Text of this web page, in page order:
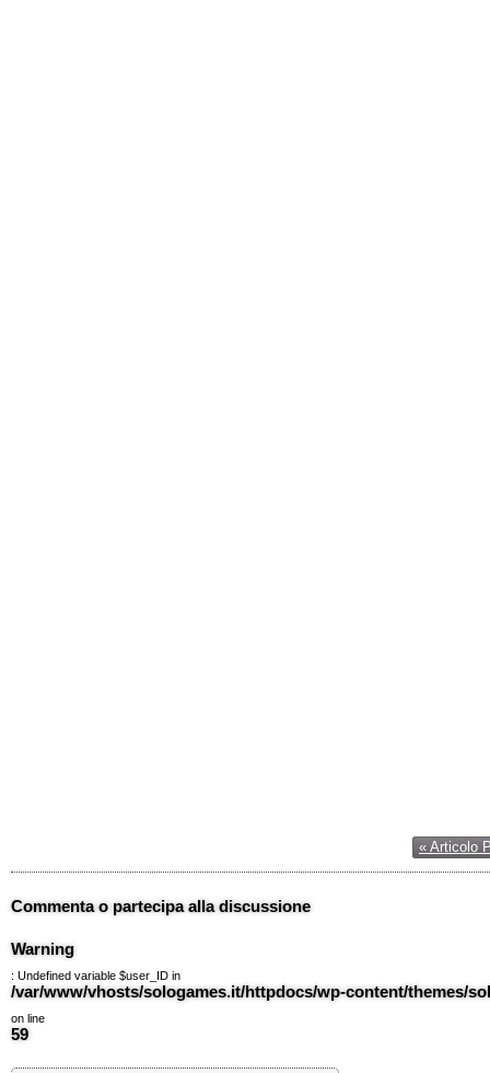
« Articolo
Commenta o partecipa alla discussione
Warning
: Undefined variable $user_ID in
/var/www/vhosts/sologames.it/httpdocs/wp-content/themes/
on line
59